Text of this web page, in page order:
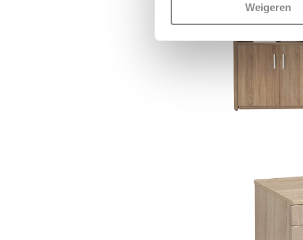
Weigeren